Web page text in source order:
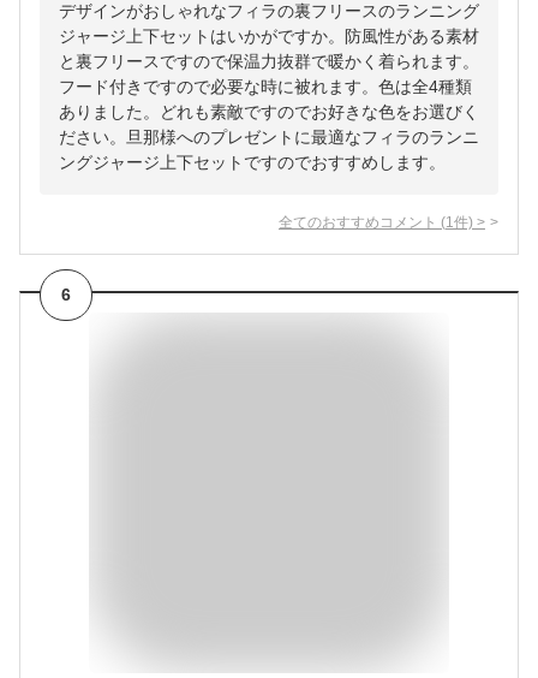
デザインがおしゃれなフィラの裏フリースのランニング
ジャージ上下セットはいかがですか。防風性がある素材
と裏フリースですので保温力抜群で暖かく着られます。
フード付きですので必要な時に被れます。色は全4種類
ありました。どれも素敵ですのでお好きな色をお選びく
ださい。旦那様へのプレゼントに最適なフィラのランニ
ングジャージ上下セットですのでおすすめします。
全てのおすすめコメント (1 件) >
6